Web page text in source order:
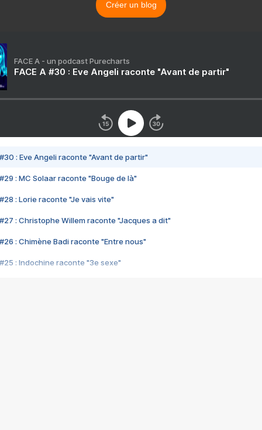
Créer un blog
FACE A - un podcast Purecharts
FACE A #30 : Eve Angeli raconte "Avant de partir"
#30 : Eve Angeli raconte "Avant de partir"
#29 : MC Solaar raconte "Bouge de là"
#28 : Lorie raconte "Je vais vite"
#27 : Christophe Willem raconte "Jacques a dit"
#26 : Chimène Badi raconte "Entre nous"
#25 : Indochine raconte "3e sexe"